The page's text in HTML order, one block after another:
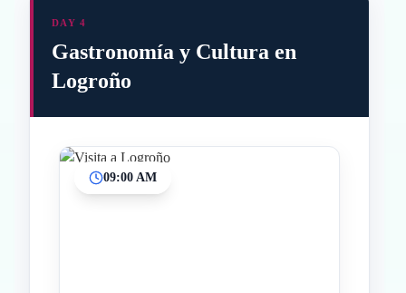
DAY 4
Gastronomía y Cultura en
Logroño
09:00 AM